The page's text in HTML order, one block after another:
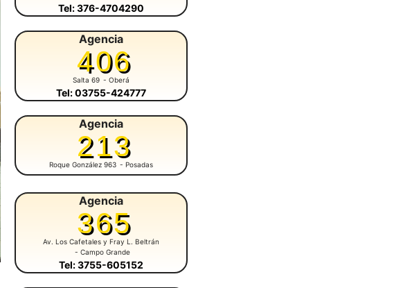
Tel: 376-4704290
Agencia
406
Salta 69 - Oberá
Tel: 03755-424777
Agencia
213
Roque González 963 - Posadas
Agencia
365
Av. Los Cafetales y Fray L. Beltrán
- Campo Grande
Tel: 3755-605152